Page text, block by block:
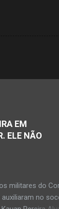
EM
ELE NÃO
militares do
auxiliaram no